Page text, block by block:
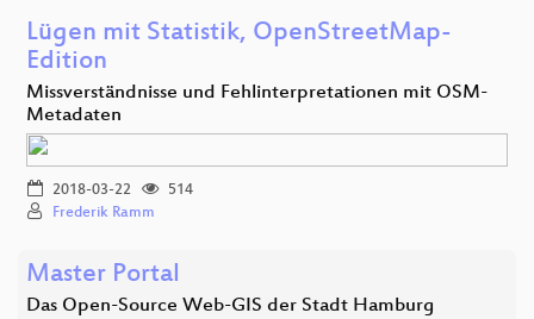
Lügen mit Statistik, OpenStreetMap-
Edition
Missverständnisse und Fehlinterpretationen mit OSM-
Metadaten
2018-03-22
514
Frederik Ramm
Master Portal
Das Open-Source Web-GIS der Stadt Hamburg